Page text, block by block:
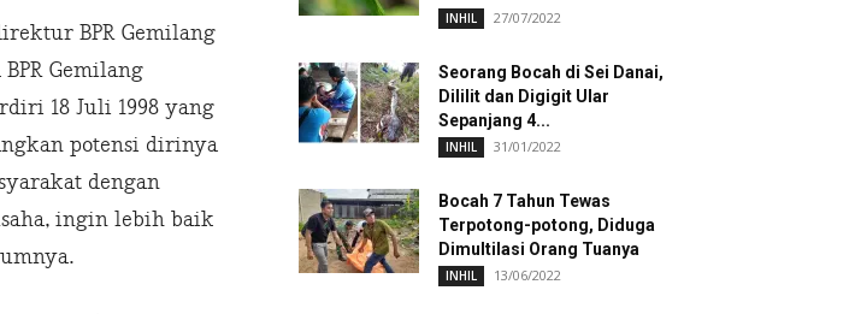
BPR Gemilang
Gemilang
18 Juli 1998 yang
potensi dirinya
dengan
ingin lebih baik
INHIL 27/07/2022
Seorang Bocah di Sei Danai,
Dililit dan Digigit Ular
Sepanjang 4...
INHIL 31/01/2022
Bocah 7 Tahun Tewas
Terpotong-potong, Diduga
Dimultilasi Orang Tuanya
INHIL 13/06/2022